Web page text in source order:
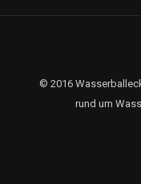
© 2016
rund um